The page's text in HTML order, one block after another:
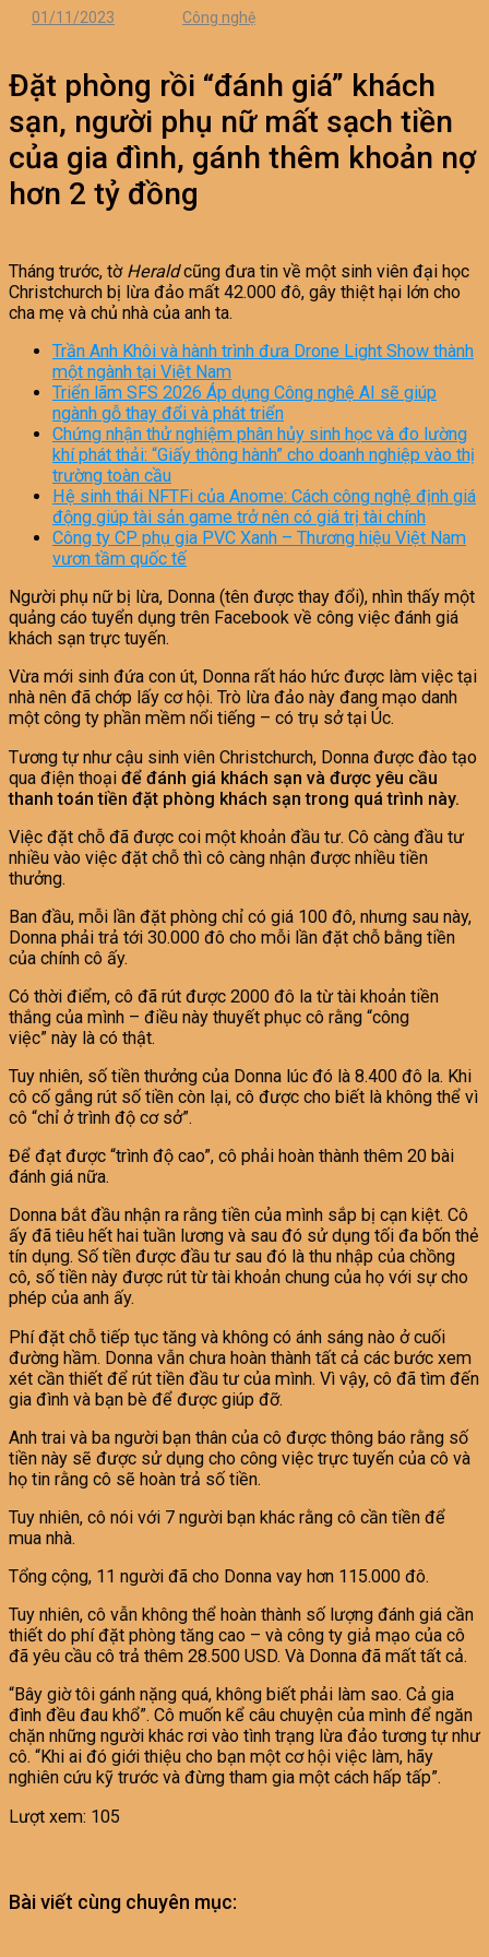
01/11/2023 Công nghệ
Đặt phòng rồi “đánh giá” khách
sạn, người phụ nữ mất sạch tiền
của gia đình, gánh thêm khoản nợ
hơn 2 tỷ đồng
Tháng trước, tờ Heraldcũng đưa tin về một sinh viên đại học
Christchurch bị lừa đảo mất 42.000 đô, gây thiệt hại lớn cho
cha mẹ và chủ nhà của anh ta.
Trần Anh Khôi và hành trình đưa Drone Light Show thành
một ngành tại Việt Nam
Triển lãm SFS 2026 Áp dụng Công nghệ AI sẽ giúp
ngành gỗ thay đổi và phát triển
Chứng nhận thử nghiệm phân hủy sinh học và đo lường
khí phát thải: “Giấy thông hành” cho doanh nghiệp vào thị
trường toàn cầu
Hệ sinh thái NFTFi của Anome: Cách công nghệ định giá
động giúp tài sản game trở nên có giá trị tài chính
Công ty CP phụ gia PVC Xanh – Thương hiệu Việt Nam
vươn tầm quốc tế
Người phụ nữ bị lừa, Donna (tên được thay đổi), nhìn thấy một
quảng cáo tuyển dụng trên Facebook về công việc đánh giá
khách sạn trực tuyến.
Vừa mới sinh đứa con út, Donna rất háo hức được làm việc tại
nhà nên đã chớp lấy cơ hội. Trò lừa đảo này đang mạo danh
một công ty phần mềm nổi tiếng – có trụ sở tại Úc.
Tương tự như cậu sinh viên Christchurch, Donna được đào tạo
qua điện thoại để đánh giá khách sạn và được yêu cầu
thanh toán tiền đặt phòng khách sạn trong quá trình này.
Việc đặt chỗ đã được coi một khoản đầu tư. Cô càng đầu tư
nhiều vào việc đặt chỗ thì cô càng nhận được nhiều tiền
thưởng.
Ban đầu, mỗi lần đặt phòng chỉ có giá 100 đô, nhưng sau này,
Donna phải trả tới 30.000 đô cho mỗi lần đặt chỗ bằng tiền
của chính cô ấy.
Có thời điểm, cô đã rút được 2000 đô la từ tài khoản tiền
thắng của mình – điều này thuyết phục cô rằng “công
việc” này là có thật.
Tuy nhiên, số tiền thưởng của Donna lúc đó là 8.400 đô la. Khi
cô cố gắng rút số tiền còn lại, cô được cho biết là không thể vì
cô “chỉ ở trình độ cơ sở”.
Để đạt được “trình độ cao”, cô phải hoàn thành thêm 20 bài
đánh giá nữa.
Donna bắt đầu nhận ra rằng tiền của mình sắp bị cạn kiệt. Cô
ấy đã tiêu hết hai tuần lương và sau đó sử dụng tối đa bốn thẻ
tín dụng. Số tiền được đầu tư sau đó là thu nhập của chồng
cô, số tiền này được rút từ tài khoản chung của họ với sự cho
phép của anh ấy.
Phí đặt chỗ tiếp tục tăng và không có ánh sáng nào ở cuối
đường hầm. Donna vẫn chưa hoàn thành tất cả các bước xem
xét cần thiết để rút tiền đầu tư của mình. Vì vậy, cô đã tìm đến
gia đình và bạn bè để được giúp đỡ.
Anh trai và ba người bạn thân của cô được thông báo rằng số
tiền này sẽ được sử dụng cho công việc trực tuyến của cô và
họ tin rằng cô sẽ hoàn trả số tiền.
Tuy nhiên, cô nói với 7 người bạn khác rằng cô cần tiền để
mua nhà.
Tổng cộng, 11 người đã cho Donna vay hơn 115.000 đô.
Tuy nhiên, cô vẫn không thể hoàn thành số lượng đánh giá cần
thiết do phí đặt phòng tăng cao – và công ty giả mạo của cô
đã yêu cầu cô trả thêm 28.500 USD. Và Donna đã mất tất cả.
“Bây giờ tôi gánh nặng quá, không biết phải làm sao. Cả gia
đình đều đau khổ”. Cô muốn kể câu chuyện của mình để ngăn
chặn những người khác rơi vào tình trạng lừa đảo tương tự như
cô. “Khi ai đó giới thiệu cho bạn một cơ hội việc làm, hãy
nghiên cứu kỹ trước và đừng tham gia một cách hấp tấp”.
Lượt xem: 105
Bài viết cùng chuyên mục: